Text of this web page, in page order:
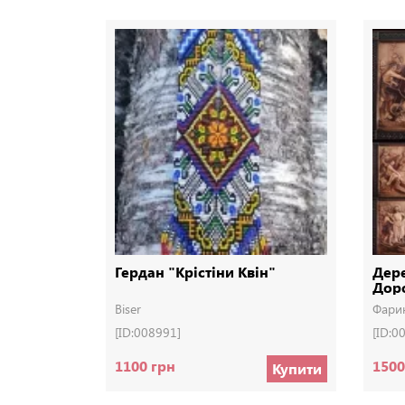
Гердан "Крістіни Квін"
Biser
[ID:008991]
1100 грн Купити